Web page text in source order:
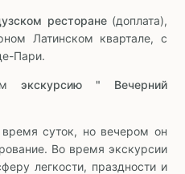
ресторане(доплата),
Латинском квартале, с
Пари.
экскурсию " Вечерний
суток, но вечером он
Во время экскурсии
легкости, праздности и